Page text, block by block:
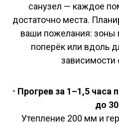
санузел — каждое
достаточно места.
ваши пожелания:
поперёк или вдоль
зависимости
• Прогрев за 1–1,5 часа
до
Утепление 200 мм и